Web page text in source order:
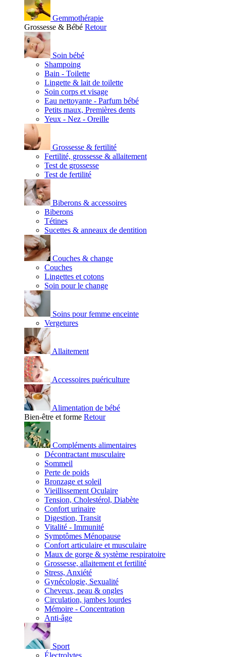
Gemmothérapie
Grossesse & Bébé Retour
Soin bébé
Shampoing
Bain - Toilette
Lingette & lait de toilette
Soin corps et visage
Eau nettoyante - Parfum bébé
Petits maux, Premières dents
Yeux - Nez - Oreille
Grossesse & fertilité
Fertilité, grossesse & allaitement
Test de grossesse
Test de fertilité
Biberons & accessoires
Biberons
Tétines
Sucettes & anneaux de dentition
Couches & change
Couches
Lingettes et cotons
Soin pour le change
Soins pour femme enceinte
Vergetures
Allaitement
Accessoires puériculture
Alimentation de bébé
Bien-être et forme Retour
Compléments alimentaires
Décontractant musculaire
Sommeil
Perte de poids
Bronzage et soleil
Vieillissement Oculaire
Tension, Cholestérol, Diabète
Confort urinaire
Digestion, Transit
Vitalité - Immunité
Symptômes Ménopause
Confort articulaire et musculaire
Maux de gorge & système respiratoire
Grossesse, allaitement et fertilité
Stress, Anxiété
Gynécologie, Sexualité
Cheveux, peau & ongles
Circulation, jambes lourdes
Mémoire - Concentration
Anti-âge
Sport
Électrolytes